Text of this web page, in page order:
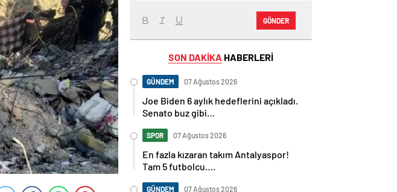
GÖNDER
SON DAKİKA HABERLERİ
GÜNDEM 07 Ağustos 2026
Joe Biden 6 aylık hedeflerini açıkladı.
Senato buz gibi…
SPOR 07 Ağustos 2026
En fazla kızaran takım Antalyaspor!
Tam 5 futbolcu….
GÜNDEM 07 Ağustos 2026